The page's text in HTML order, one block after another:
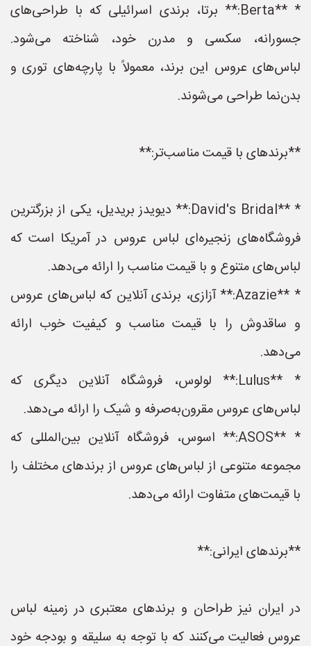
* **Berta:** برتا، برندی اسرائیلی که با طراحی‌های
جسورانه، سکسی و مدرن خود، شناخته می‌شود.
لباس‌های عروس این برند، معمولاً با پارچه‌های توری و
بدن‌نما طراحی می‌شوند.
**برندهای با قیمت مناسب‌تر:**
* **David's Bridal:** دیویدز بریدیل، یکی از بزرگترین
فروشگاه‌های زنجیره‌ای لباس عروس در آمریکا است که
لباس‌های متنوع و با قیمت مناسب را ارائه می‌دهد.
* **Azazie:** آزازی، برندی آنلاین که لباس‌های عروس
و ساقدوش را با قیمت مناسب و کیفیت خوب ارائه
می‌دهد.
* **Lulus:** لولوس، فروشگاه آنلاین دیگری که
لباس‌های عروس مقرون‌به‌صرفه و شیک را ارائه می‌دهد.
* **ASOS:** اسوس، فروشگاه آنلاین بین‌المللی که
مجموعه متنوعی از لباس‌های عروس از برندهای مختلف را
با قیمت‌های متفاوت ارائه می‌دهد.
**برندهای ایرانی:**
در ایران نیز طراحان و برندهای معتبری در زمینه لباس
عروس فعالیت می‌کنند که با توجه به سلیقه و بودجه خود